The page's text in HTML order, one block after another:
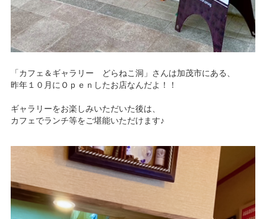
サービスのご案内
たいこうでんさいサービス
（電子債権をご利用のお客さま向け）
サービスのご案内
Taiko Big Advance
サービスのご案内
「カフェ＆ギャラリー どらねこ洞」さんは加茂市にある、
昨年１０月にＯｐｅｎしたお店なんだよ！！
ギャラリーをお楽しみいただいた後は、
カフェでランチ等をご堪能いただけます♪